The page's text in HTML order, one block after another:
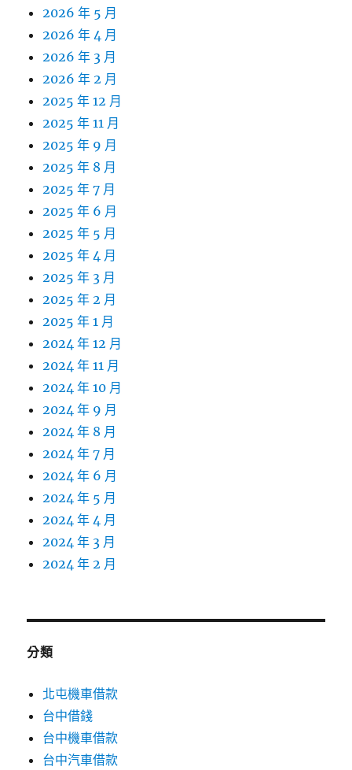
2026 年 5 月
2026 年 4 月
2026 年 3 月
2026 年 2 月
2025 年 12 月
2025 年 11 月
2025 年 9 月
2025 年 8 月
2025 年 7 月
2025 年 6 月
2025 年 5 月
2025 年 4 月
2025 年 3 月
2025 年 2 月
2025 年 1 月
2024 年 12 月
2024 年 11 月
2024 年 10 月
2024 年 9 月
2024 年 8 月
2024 年 7 月
2024 年 6 月
2024 年 5 月
2024 年 4 月
2024 年 3 月
2024 年 2 月
分類
北屯機車借款
台中借錢
台中機車借款
台中汽車借款